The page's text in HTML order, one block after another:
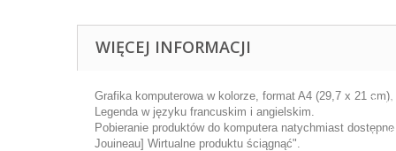
WIĘCEJ INFORMACJI
Grafika komputerowa w kolorze, format A4 (29,7 x 21
Legenda w języku francuskim i angielskim.
Pobieranie produktów do komputera natychmiast
Jouineau] Wirtualne produktu ściągnąć".
Ta